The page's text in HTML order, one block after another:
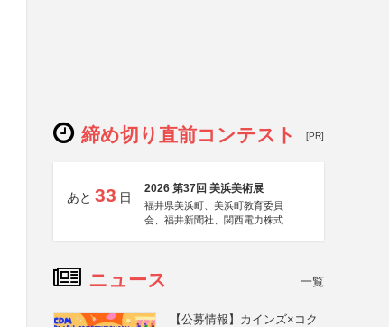
締め切り直前コンテスト [PR]
あと 33 日
2026 第37回 美浜美術展
福井県美浜町、美浜町教育委員
会、福井新聞社、関西電力株式会
ニュース 一覧
【公募情報】カインズ×コク